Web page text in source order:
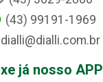
(43) 99191-1969
dialli@dialli.com.br
já nosso APP